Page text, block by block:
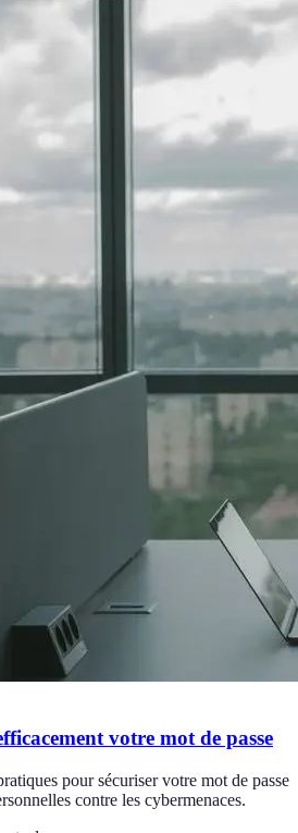
votre mot de passe
pour sécuriser votre mot de passe
contre les cybermenaces.